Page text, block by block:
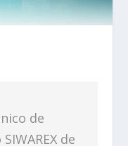
de
de